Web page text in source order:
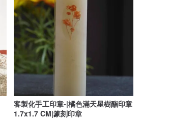
客製化手工印章-|橘色滿天星樹酯印章
1.7x1.7 CM|篆刻印章